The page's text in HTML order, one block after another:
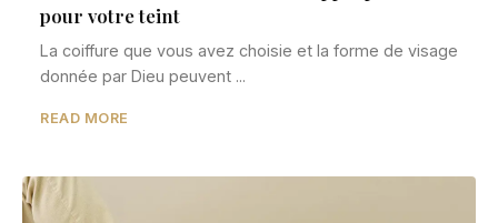
pour votre teint
La coiffure que vous avez choisie et la forme de visage
donnée par Dieu peuvent ...
READ MORE